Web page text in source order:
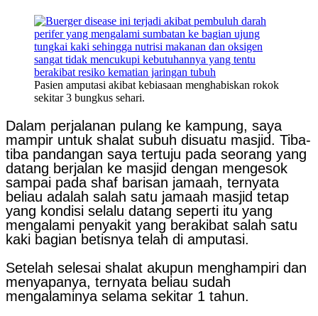
Pasien amputasi akibat kebiasaan menghabiskan rokok
sekitar 3 bungkus sehari.
Dalam perjalanan pulang ke kampung, saya
mampir untuk shalat subuh disuatu masjid. Tiba-
tiba pandangan saya tertuju pada seorang yang
datang berjalan ke masjid dengan mengesok
sampai pada shaf barisan jamaah, ternyata
beliau adalah salah satu jamaah masjid tetap
yang kondisi selalu datang seperti itu yang
mengalami penyakit yang berakibat salah satu
kaki bagian betisnya telah di amputasi.
Setelah selesai shalat akupun menghampiri dan
menyapanya, ternyata beliau sudah
mengalaminya selama sekitar 1 tahun.